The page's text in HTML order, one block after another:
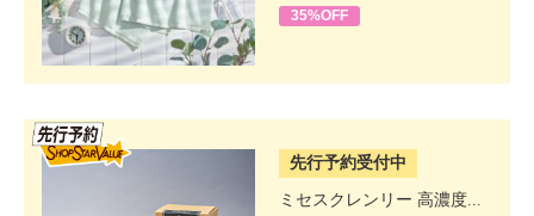
35%OFF
先行予約受付中
ミセスクレンリー 高濃度...